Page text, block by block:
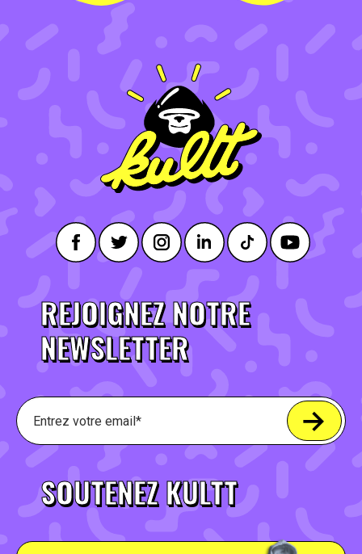
REJOIGNEZ NOTRE
NEWSLETTER
SOUTENEZ KULTT